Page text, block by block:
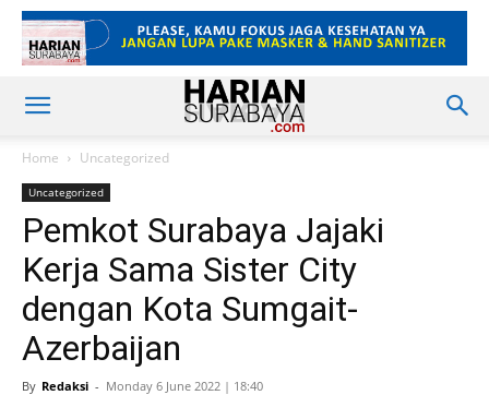
Home Uncategorized
Uncategorized
Pemkot Surabaya Jajaki
Kerja Sama Sister City
dengan Kota Sumgait-
Azerbaijan
By Redaksi - Monday 6 June 2022 | 18:40